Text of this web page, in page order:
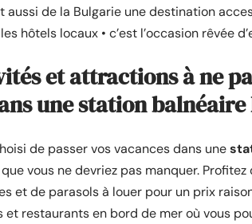
aussi de la Bulgarie une destination
hôtels locaux • c’est l’occasion rêvée
et attractions à ne
une station
de passer vos vacances dans une
vous ne devriez pas manquer.
et de parasols à louer pour un prix
et restaurants en bord de mer où vous